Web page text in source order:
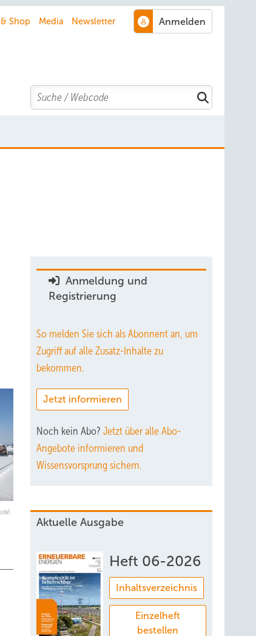
Shop Media Newsletter
Search
Anmeldung und
Registrierung
So melden Sie sich als Abonnent an, um
Zugriff auf alle Zusatz-Inhalte zu
bekommen.
Jetzt informieren
Noch kein Abo? Jetzt über alle Abo-
Angebote informieren und
Wissensvorsprung sichern.
Aktuelle Ausgabe
Heft 06-2026
Inhaltsverzeichnis
Einzelheft
bestellen